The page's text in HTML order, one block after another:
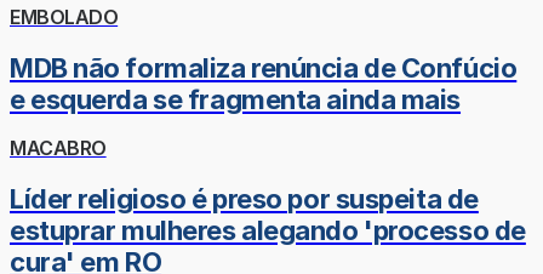
EMBOLADO
MDB não formaliza renúncia de Confúcio
e esquerda se fragmenta ainda mais
MACABRO
Líder religioso é preso por suspeita de
estuprar mulheres alegando 'processo de
cura' em RO